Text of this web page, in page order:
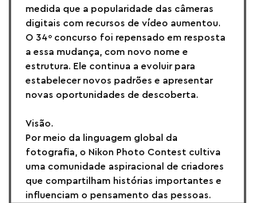
medida que a popularidade das câmeras
digitais com recursos de vídeo aumentou.
O 34º concurso foi repensado em resposta
a essa mudança, com novo nome e
estrutura. Ele continua a evoluir para
estabelecer novos padrões e apresentar
novas oportunidades de descoberta.
Visão.
Por meio da linguagem global da
fotografia, o Nikon Photo Contest cultiva
uma comunidade aspiracional de criadores
que compartilham histórias importantes e
influenciam o pensamento das pessoas.